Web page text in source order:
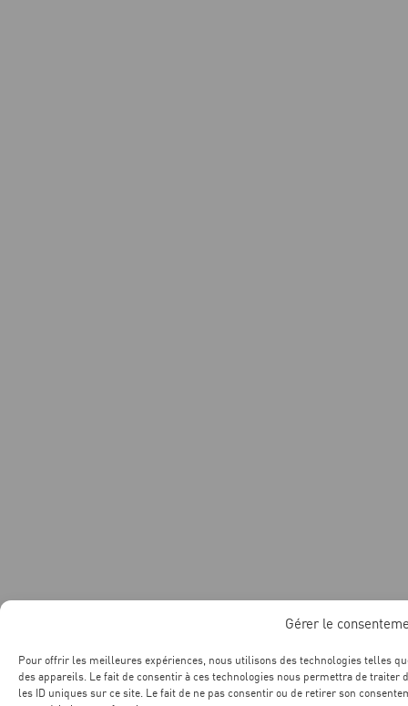
Gérer le
Pour offrir les meilleures expériences, nous utilisons des technologies telles
des appareils. Le fait de consentir à ces technologies nous permettra de traiter
les ID uniques sur ce site. Le fait de ne pas consentir ou de retirer son